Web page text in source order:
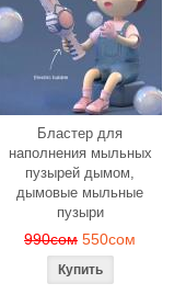
Бластер для
наполнения мыльных
пузырей дымом,
дымовые мыльные
пузыри
990сом 550сом